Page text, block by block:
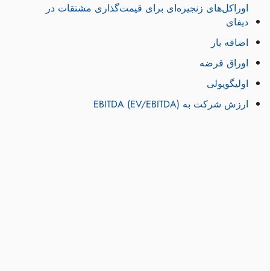
اوراکل‌های زنجیره‌ای برای قیمت‌گذاری مشتقات در
دیفای
اضافه بار
اوراق قرضه
اولیگوپولی
ارزش شرکت به EBITDA (EV/EBITDA)